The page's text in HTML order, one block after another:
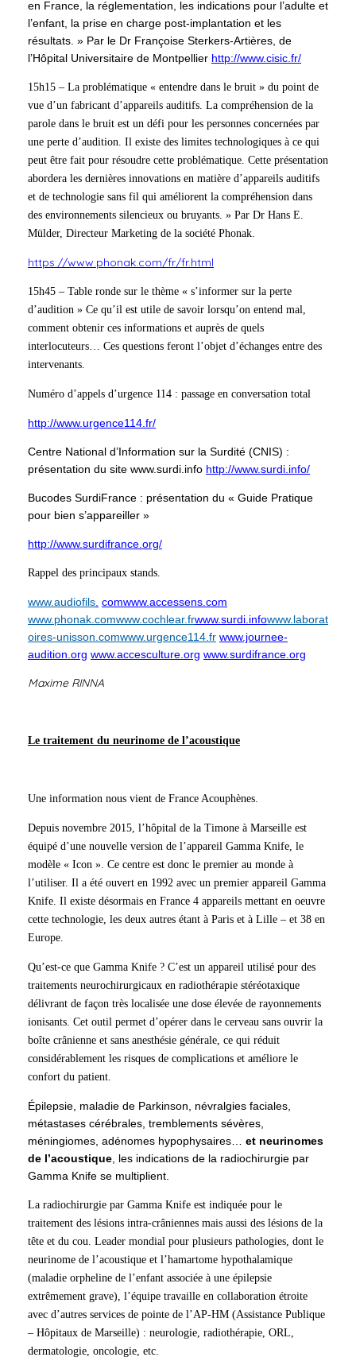
en France, la réglementation, les indications pour l’adulte et
l’enfant, la prise en charge post-implantation et les
résultats. » Par le Dr Françoise Sterkers-Artières, de
l’Hôpital Universitaire de Montpellier http://www.cisic.fr/
15h15 – La problématique « entendre dans le bruit » du point de
vue d’un fabricant d’appareils auditifs. La compréhension de la
parole dans le bruit est un défi pour les personnes concernées par
une perte d’audition. Il existe des limites technologiques à ce qui
peut être fait pour résoudre cette problématique. Cette présentation
abordera les dernières innovations en matière d’appareils auditifs
et de technologie sans fil qui améliorent la compréhension dans
des environnements silencieux ou bruyants. » Par Dr Hans E.
Mülder, Directeur Marketing de la société Phonak.
https://www.phonak.com/fr/fr.html
15h45 – Table ronde sur le thème « s’informer sur la perte
d’audition » Ce qu’il est utile de savoir lorsqu’on entend mal,
comment obtenir ces informations et auprès de quels
interlocuteurs… Ces questions feront l’objet d’échanges entre des
intervenants.
Numéro d’appels d’urgence 114 : passage en conversation total
http://www.urgence114.fr/
Centre National d’Information sur la Surdité (CNIS) :
présentation du site www.surdi.info http://www.surdi.info/
Bucodes SurdiFrance : présentation du « Guide Pratique
pour bien s’appareiller »
http://www.surdifrance.org/
Rappel des principaux stands.
www.audiofils. comwww.accessens.com
www.phonak.comwww.cochlear.frwww.surdi.infowww.laborat
oires-unisson.comwww.urgence114.fr www.journee-
audition.org www.accesculture.org www.surdifrance.org
Maxime RINNA
Le traitement du neurinome de l’acoustique
Une information nous vient de France Acouphènes.
Depuis novembre 2015, l’hôpital de la Timone à Marseille est
équipé d’une nouvelle version de l’appareil Gamma Knife, le
modèle « Icon ». Ce centre est donc le premier au monde à
l’utiliser. Il a été ouvert en 1992 avec un premier appareil Gamma
Knife. Il existe désormais en France 4 appareils mettant en oeuvre
cette technologie, les deux autres étant à Paris et à Lille – et 38 en
Europe.
Qu’est-ce que Gamma Knife ? C’est un appareil utilisé pour des
traitements neurochirurgicaux en radiothérapie stéréotaxique
délivrant de façon très localisée une dose élevée de rayonnements
ionisants. Cet outil permet d’opérer dans le cerveau sans ouvrir la
boîte crânienne et sans anesthésie générale, ce qui réduit
considérablement les risques de complications et améliore le
confort du patient.
Épilepsie, maladie de Parkinson, névralgies faciales,
métastases cérébrales, tremblements sévères,
méningiomes, adénomes hypophysaires… et neurinomes
de l’acoustique, les indications de la radiochirurgie par
Gamma Knife se multiplient.
La radiochirurgie par Gamma Knife est indiquée pour le
traitement des lésions intra-crâniennes mais aussi des lésions de la
tête et du cou. Leader mondial pour plusieurs pathologies, dont le
neurinome de l’acoustique et l’hamartome hypothalamique
(maladie orpheline de l’enfant associée à une épilepsie
extrêmement grave), l’équipe travaille en collaboration étroite
avec d’autres services de pointe de l’AP-HM (Assistance Publique
– Hôpitaux de Marseille) : neurologie, radiothérapie, ORL,
dermatologie, oncologie, etc.